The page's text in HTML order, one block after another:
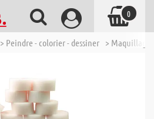
> Peindre - colorier - dessiner > Maquillage
0